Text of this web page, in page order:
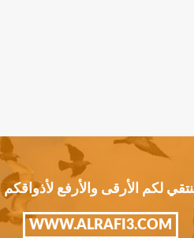
لكم الأرقى والأرفع لأذواقكم
WWW.ALRAFI3.COM